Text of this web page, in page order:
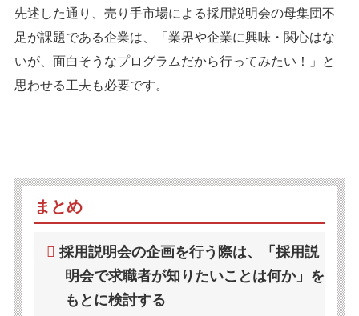
先述した通り、売り手市場による採用説明会の母集団不
足が課題である企業は、「業界や企業に興味・関心はな
いが、面白そうなプログラムだから行ってみたい！」と
思わせる工夫も必要です。
まとめ
採用説明会の企画を行う際は、「採用説
明会で求職者が知りたいことは何か」を
もとに検討する